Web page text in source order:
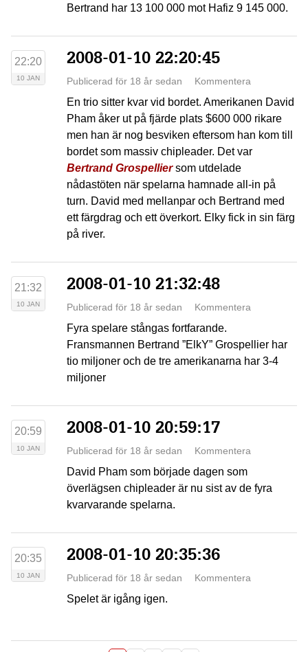
Bertrand har 13 100 000 mot Hafiz 9 145 000.
22:20
10 JAN
2008-01-10 22:20:45
Publicerad för 18 år sedan Kommentera
En trio sitter kvar vid bordet. Amerikanen David
Pham åker ut på fjärde plats $600 000 rikare
men han är nog besviken eftersom han kom till
bordet som massiv chipleader. Det var
Bertrand Grospelliersom utdelade
nådastöten när spelarna hamnade all-in på
turn. David med mellanpar och Bertrand med
ett färgdrag och ett överkort. Elky fick in sin färg
på river.
21:32
10 JAN
2008-01-10 21:32:48
Publicerad för 18 år sedan Kommentera
Fyra spelare stångas fortfarande.
Fransmannen Bertrand ”ElkY” Grospellier har
tio miljoner och de tre amerikanarna har 3-4
miljoner
20:59
10 JAN
2008-01-10 20:59:17
Publicerad för 18 år sedan Kommentera
David Pham som började dagen som
överlägsen chipleader är nu sist av de fyra
kvarvarande spelarna.
20:35
10 JAN
2008-01-10 20:35:36
Publicerad för 18 år sedan Kommentera
Spelet är igång igen.